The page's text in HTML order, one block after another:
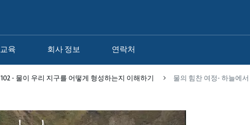
교육 회사 정보 연락처
102 - 물이 우리 지구를 어떻게 형성하는지 이해하기 물의 힘찬 여정- 하늘에